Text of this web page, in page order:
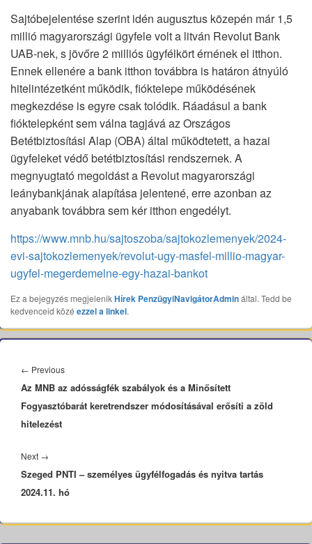
Sajtóbejelentése szerint idén augusztus közepén már 1,5
millió magyarországi ügyfele volt a litván Revolut Bank
UAB-nek, s jövőre 2 milliós ügyfélkört érnének el itthon.
Ennek ellenére a bank itthon továbbra is határon átnyúló
hitelintézetként működik, fióktelepe működésének
megkezdése is egyre csak tolódik. Ráadásul a bank
fióktelepként sem válna tagjává az Országos
Betétbiztosítási Alap (OBA) által működtetett, a hazai
ügyfeleket védő betétbiztosítási rendszernek. A
megnyugtató megoldást a Revolut magyarországi
leánybankjának alapítása jelentené, erre azonban az
anyabank továbbra sem kér itthon engedélyt.
https://www.mnb.hu/sajtoszoba/sajtokozlemenyek/2024-
evi-sajtokozlemenyek/revolut-ugy-masfel-millio-magyar-
ugyfel-megerdemelne-egy-hazai-bankot
Ez a bejegyzés megjelenikHírek PenzügyiNavigátorAdmináltal. Tedd be
kedvenceid közé ezzel a linkel.
navigáció
← PreviousPrevious
post:
Az MNB az adósságfék szabályok és a Minősített
Fogyasztóbarát keretrendszer módosításával erősíti a zöld
hitelezést
Next →
post:
Szeged PNTI – személyes ügyfélfogadás és nyitva tartás
2024.11. hó